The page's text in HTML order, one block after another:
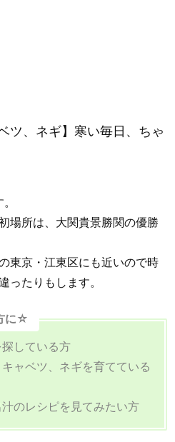
ツ、ネギ】寒い毎日、ちゃ
場所は、大関貴景勝関の優勝
東京・江東区にも近いので時
ったりもします。
に☆
探している方
ャベツ、ネギを育てている
のレシピを見てみたい方